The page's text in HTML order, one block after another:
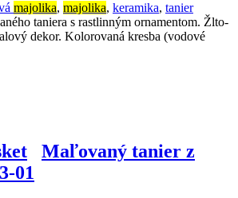
majolika, majolika, keramika, tanier
taniera s rastlinným ornamentom. Žlto-
dekor. Kolorovaná kresba (vodové
Maľovaný tanier z
01